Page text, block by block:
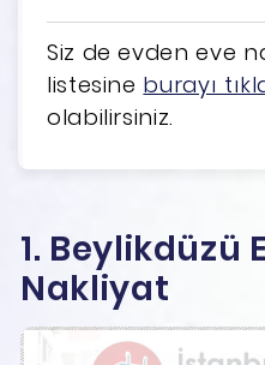
Siz de evden eve
listesine burayı
olabilirsiniz.
1. Beylikdüzü
Nakliyat